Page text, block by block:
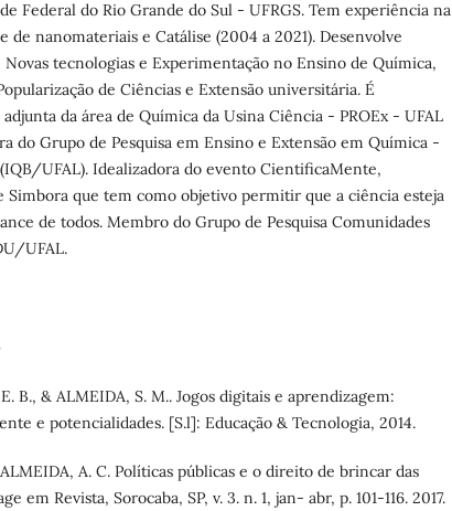
Federal do Rio Grande do Sul - UFRGS. Tem experiência na
de nanomateriais e Catálise (2004 a 2021). Desenvolve
Novas tecnologias e Experimentação no Ensino de Química,
de Ciências e Extensão universitária. É
da área de Química da Usina Ciência - PROEx - UFAL
do Grupo de Pesquisa em Ensino e Extensão em Química -
UFAL). Idealizadora do evento CientificaMente,
Simbora que tem como objetivo permitir que a ciência esteja
de todos. Membro do Grupo de Pesquisa Comunidades
UFAL.
B., & ALMEIDA, S. M.. Jogos digitais e aprendizagem:
e potencialidades. [S.l]: Educação & Tecnologia, 2014.
A. C. Políticas públicas e o direito de brincar das
em Revista, Sorocaba, SP, v. 3. n. 1, jan- abr, p. 101-116. 2017.